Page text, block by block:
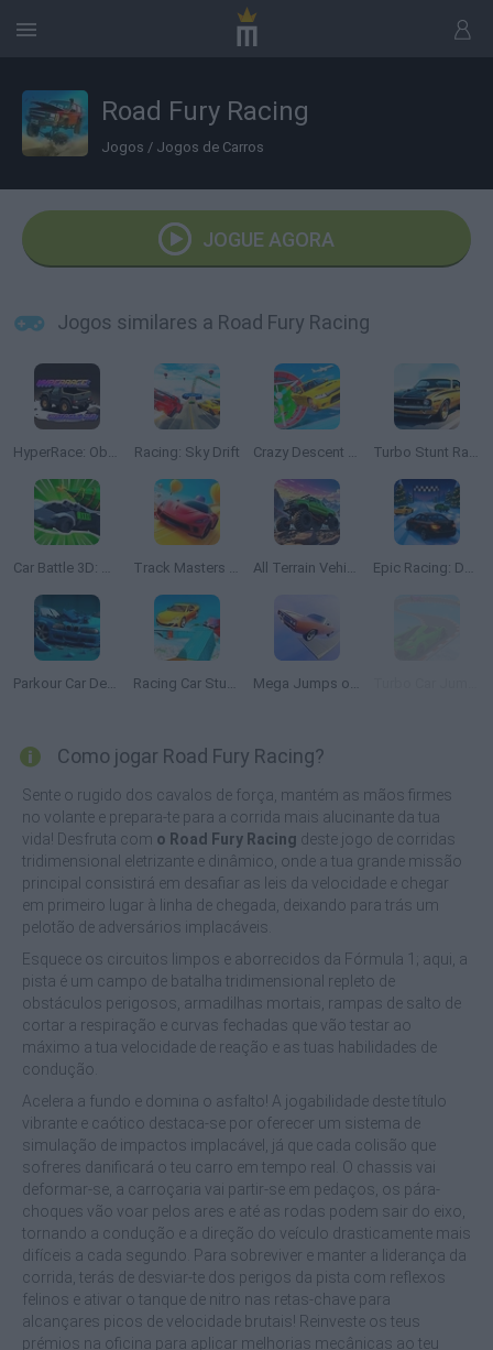
Road Fury Racing
Jogos / Jogos de Carros
JOGUE AGORA
Jogos similares a Road Fury Racing
HyperRace: Obstacle Run Racing: Sky Drift Crazy Descent Down the Ramp! Turbo Stunt Racing
Car Battle 3D: Survive the Arena! Track Masters 3D All Terrain Vehicle: Off Road Racing Epic Racing: Descent on Cars
Parkour Car Destruction Racing Car Stunts: Crazy Track Mega Jumps on Cars!
Como jogar Road Fury Racing?
Sente o rugido dos cavalos de força, mantém as mãos firmes
no volante e prepara-te para a corrida mais alucinante da tua
vida! Desfruta com o Road Fury Racing deste jogo de corridas
tridimensional eletrizante e dinâmico, onde a tua grande missão
principal consistirá em desafiar as leis da velocidade e chegar
em primeiro lugar à linha de chegada, deixando para trás um
pelotão de adversários implacáveis.
Esquece os circuitos limpos e aborrecidos da Fórmula 1; aqui, a
pista é um campo de batalha tridimensional repleto de
obstáculos perigosos, armadilhas mortais, rampas de salto de
cortar a respiração e curvas fechadas que vão testar ao
máximo a tua velocidade de reação e as tuas habilidades de
condução.
Acelera a fundo e domina o asfalto! A jogabilidade deste título
vibrante e caótico destaca-se por oferecer um sistema de
simulação de impactos implacável, já que cada colisão que
sofreres danificará o teu carro em tempo real. O chassis vai
deformar-se, a carroçaria vai partir-se em pedaços, os pára-
choques vão voar pelos ares e até as rodas podem sair do eixo,
tornando a condução e a direção do veículo drasticamente mais
difíceis a cada segundo. Para sobreviver e manter a liderança da
corrida, terás de desviar-te dos perigos da pista com reflexos
felinos e ativar o tanque de nitro nas retas-chave para
alcançares picos de velocidade brutais! Reinveste os teus
prémios na oficina para aplicar melhorias mecânicas ao teu